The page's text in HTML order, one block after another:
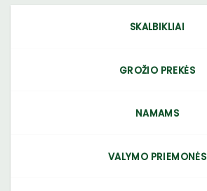
SKALBIKLIAI
GROŽIO PREKĖS
NAMAMS
VALYMO PRIEMONĖS